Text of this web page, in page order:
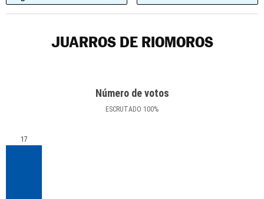
JUARROS DE RIOMOROS
Número de votos
ESCRUTADO 100%
17